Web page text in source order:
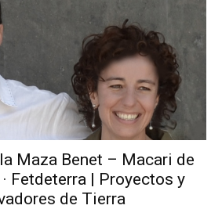
Maza Benet – Macari de
Fetdeterra | Proyectos y
de Tierra